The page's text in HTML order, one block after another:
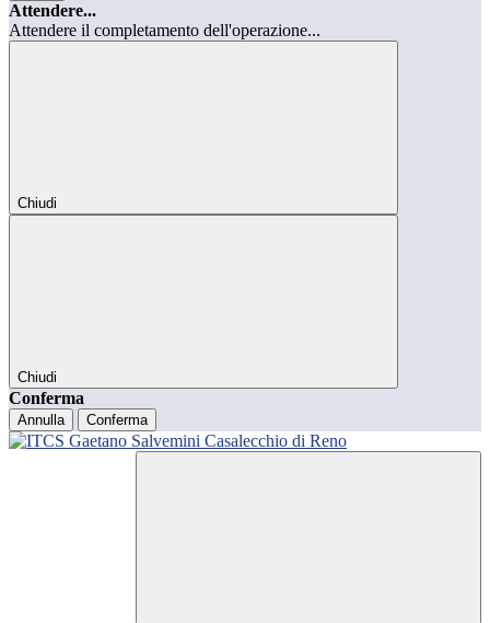
Attendere...
Attendere il completamento dell'operazione...
Chiudi
Chiudi
Conferma
Annulla Conferma